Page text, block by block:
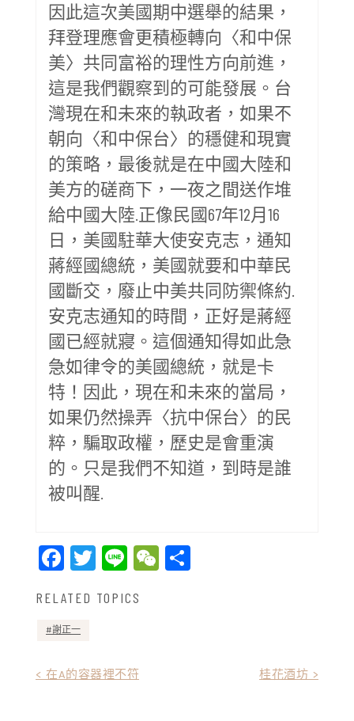
因此這次美國期中選舉的結果，
拜登理應會更積極轉向〈和中保
美〉共同富裕的理性方向前進，
這是我們觀察到的可能發展。台
灣現在和未來的執政者，如果不
朝向〈和中保台〉的穩健和現實
的策略，最後就是在中國大陸和
美方的磋商下，一夜之間送作堆
給中國大陸.正像民國67年12月16
日，美國駐華大使安克志，通知
蔣經國總統，美國就要和中華民
國斷交，廢止中美共同防禦條約.
安克志通知的時間，正好是蔣經
國已經就寢。這個通知得如此急
急如律令的美國總統，就是卡
特！因此，現在和未來的當局，
如果仍然操弄〈抗中保台〉的民
粹，騙取政權，歷史是會重演
的。只是我們不知道，到時是誰
被叫醒.
Facebook
Twitter
LineWeChat
RELATED TOPICS
謝正一
< 在A的容器裡不符 桂花酒坊 >